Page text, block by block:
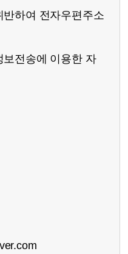
하여 전자우편주소
보전송에 이용한 자